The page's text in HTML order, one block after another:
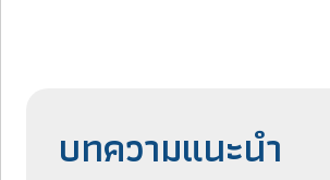
บทความแนะนำ